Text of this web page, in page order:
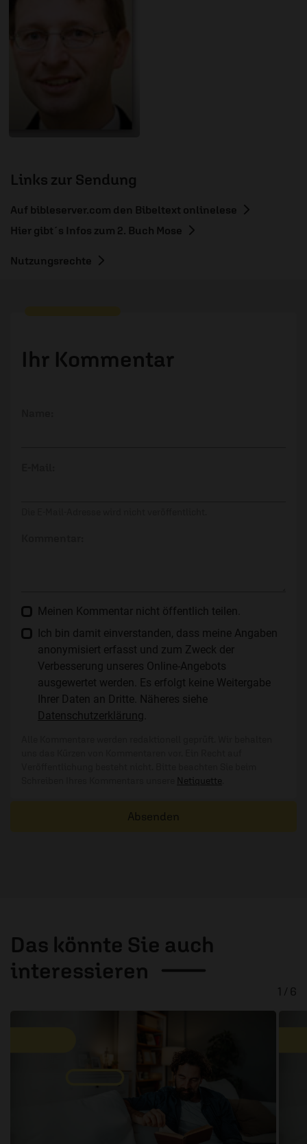
Links zur Sendung
Auf bibleserver.com den Bibeltext onlinelese
Hier gibt´s Infos zum 2. Buch Mose
Nutzungsrechte
Ihr Kommentar
Meinen Kommentar nicht öffentlich teilen.
Ich bin damit einverstanden, dass meine Angaben
anonymisiert erfasst und zum Zweck der
Verbesserung unseres Online-Angebots
ausgewertet werden. Es erfolgt keine Weitergabe
Ihrer Daten an Dritte. Näheres siehe
Datenschutzerklärung
Netiquette
Absenden
Das könnte Sie auch
interessieren
1 / 6